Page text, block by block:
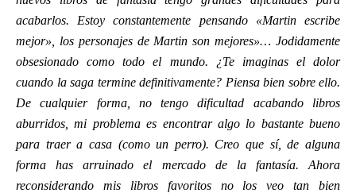
acabarlos. Estoy constantemente pensando «Martin escribe
mejor», los personajes de Martin son mejores»… Jodidamente
obsesionado como todo el mundo. ¿Te imaginas el dolor
cuando la saga termine definitivamente? Piensa bien sobre ello.
De cualquier forma, no tengo dificultad acabando libros
aburridos, mi problema es encontrar algo lo bastante bueno
para traer a casa (como un perro). Creo que sí, de alguna
forma has arruinado el mercado de la fantasía. Ahora
reconsiderando mis libros favoritos no los veo tan bien